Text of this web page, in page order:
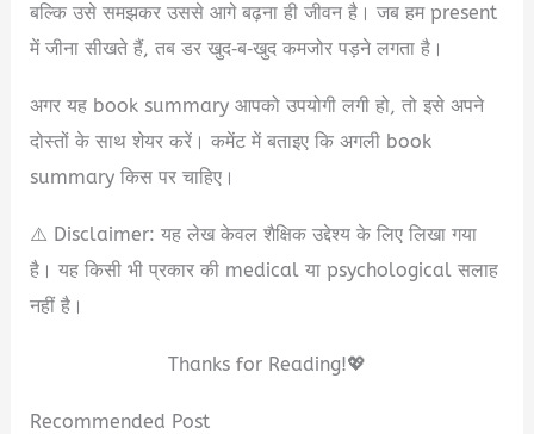
बल्कि उसे समझकर उससे आगे बढ़ना ही जीवन है। जब हम present
में जीना सीखते हैं, तब डर खुद‑ब‑खुद कमजोर पड़ने लगता है।
अगर यह book summary आपको उपयोगी लगी हो, तो इसे अपने
दोस्तों के साथ शेयर करें। कमेंट में बताइए कि अगली book
summary किस पर चाहिए।
⚠️ Disclaimer: यह लेख केवल शैक्षिक उद्देश्य के लिए लिखा गया
है। यह किसी भी प्रकार की medical या psychological सलाह
नहीं है।
Thanks for Reading!💖
Recommended Post